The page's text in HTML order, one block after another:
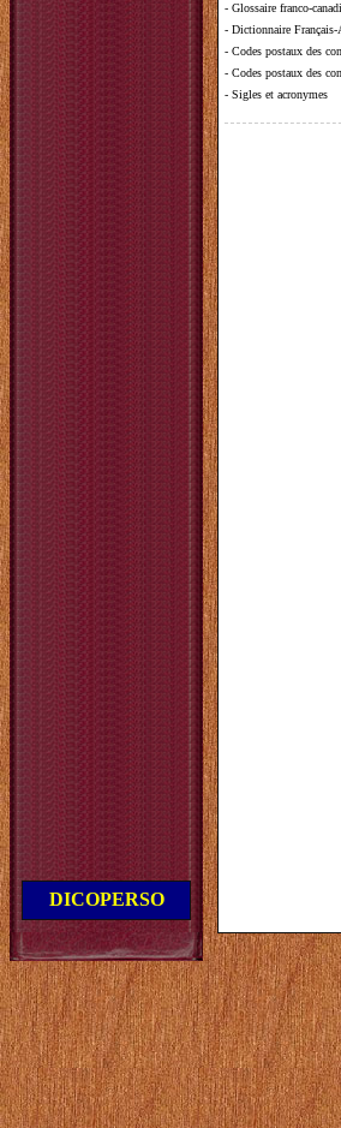
DICOPERSO
- Glossaire franco-
- Dictionnaire Français-
- Codes postaux des
- Codes postaux des
- Sigles et acronymes